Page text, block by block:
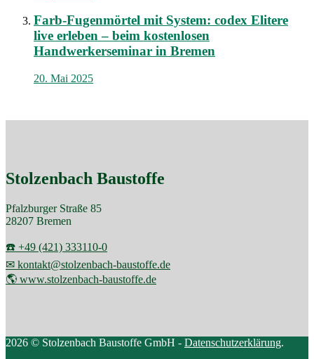
Farb-Fugenmörtel mit System: codex Elitere
live erleben – beim kostenlosen
Handwerkerseminar in Bremen
20. Mai 2025
Stolzenbach Baustoffe
Pfalzburger Straße 85
28207 Bremen
☎️ +49 (421) 333110-0
✉ kontakt@stolzenbach-baustoffe.de
🌎 www.stolzenbach-baustoffe.de
2026 © Stolzenbach Baustoffe GmbH - Datenschutzerklärung.